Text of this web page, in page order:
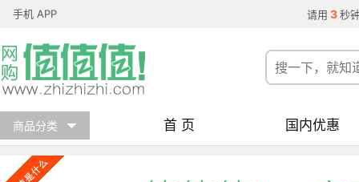
手机 APP 请用 3 秒
商品分类 首 页 国内优惠